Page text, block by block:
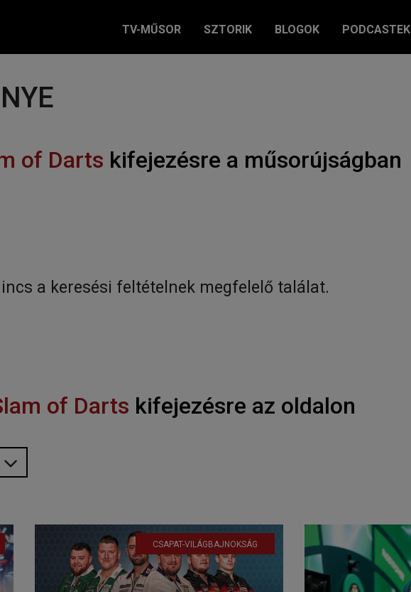
TV-MŰSOR SZTORIK BLOGOK PODCASTEK
of Darts kifejezésre a műsorújságban
a keresési feltételnek megfelelő találat.
of Darts kifejezésre az oldalon
CSAPAT-VILÁGBAJNOKSÁG